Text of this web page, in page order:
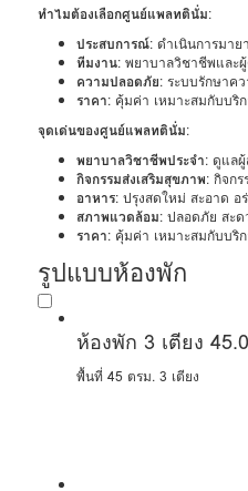
ทำไมต้องเลือกศูนย์แพลทตินั่ม:
ประสบการณ์: ดำเนินการมาย
ทีมงาน: พยาบาลวิชาชีพและ
ความปลอดภัย: ระบบรักษาค
ราคา: คุ้มค่า เหมาะสมกับบริ
จุดเด่นของศูนย์แพลทตินั่ม:
พยาบาลวิชาชีพประจำ: ดูแล
กิจกรรมส่งเสริมสุขภาพ: กิจก
อาหาร: ปรุงสดใหม่ สะอาด อ
สภาพแวดล้อม: ปลอดภัย สะ
ราคา: คุ้มค่า เหมาะสมกับบริ
รูปแบบห้องพัก
ห้องพัก 3 เตียง
พื้นที่ 45 ตรม. 3 เตียง